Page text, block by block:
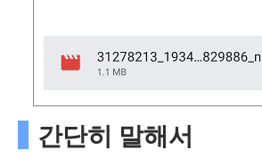
간단히 말해서